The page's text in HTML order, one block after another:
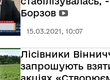
15.03.2021, 10:07
Борзов
Лісівники
запрошують